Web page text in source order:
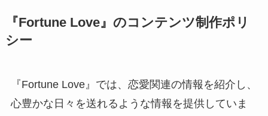
『Fortune Love』のコンテンツ制作ポリ
シー
『Fortune Love』では、恋愛関連の情報を紹介し、
心豊かな日々を送れるような情報を提供していま